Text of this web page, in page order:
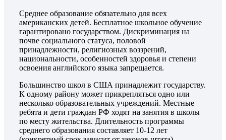
Среднее образование обязательно для всех
американских детей. Бесплатное школьное обучение
гарантировано государством. Дискриминация на
почве социального статуса, половой
принадлежности, религиозных воззрений,
национальности, особенностей здоровья и степени
освоения английского языка запрещается.
Большинство школ в США принадлежит государству.
К одному району может прикрепляться одно или
несколько образовательных учреждений. Местные
ребята и дети граждан РФ ходят на занятия в школы
по месту жительства. Длительность программы
среднего образования составляет 10-12 лет